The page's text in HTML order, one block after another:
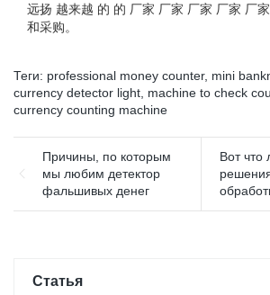
远扬 越来越 的 的 厂家 厂家 厂家 厂家 厂
和采购。
Теги: professional money counter, mini
currency detector light machine to check
currency counting machine
Причины, по которым
мы любим детектор
фальшивых денег
Вот что
Статья